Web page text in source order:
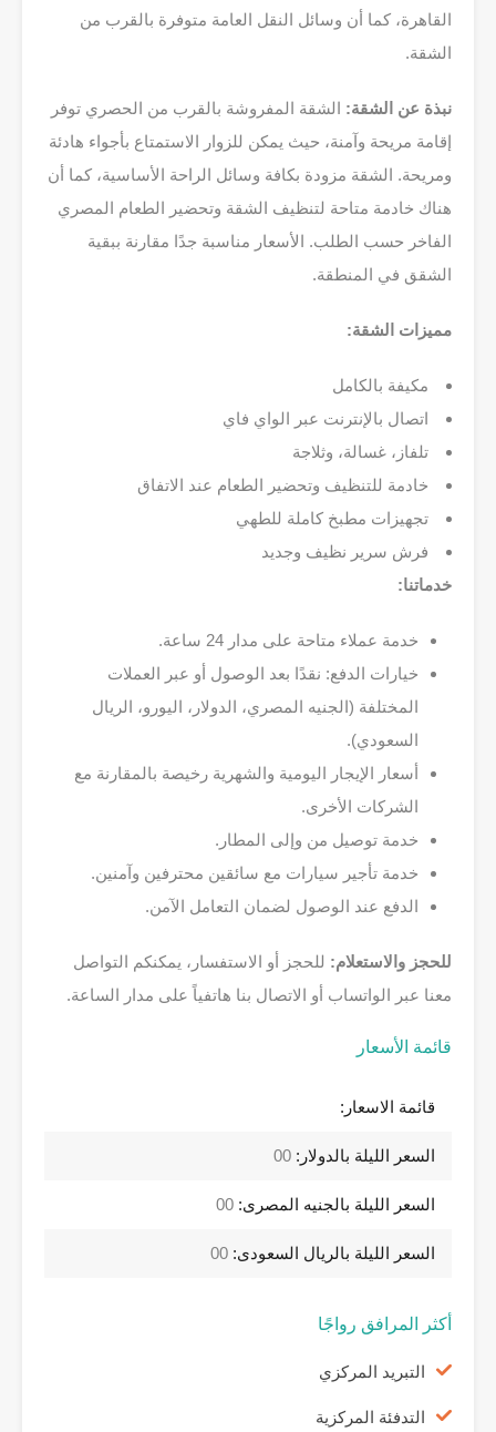
القاهرة، كما أن وسائل النقل العامة متوفرة بالقرب من
الشقة.
نبذة عن الشقة: الشقة المفروشة بالقرب من الحصري توفر
إقامة مريحة وآمنة، حيث يمكن للزوار الاستمتاع بأجواء هادئة
ومريحة. الشقة مزودة بكافة وسائل الراحة الأساسية، كما أن
هناك خادمة متاحة لتنظيف الشقة وتحضير الطعام المصري
الفاخر حسب الطلب. الأسعار مناسبة جدًا مقارنة ببقية
الشقق في المنطقة.
مميزات الشقة:
مكيفة بالكامل
اتصال بالإنترنت عبر الواي فاي
تلفاز، غسالة، وثلاجة
خادمة للتنظيف وتحضير الطعام عند الاتفاق
تجهيزات مطبخ كاملة للطهي
فرش سرير نظيف وجديد
خدماتنا:
خدمة عملاء متاحة على مدار 24 ساعة.
خيارات الدفع: نقدًا بعد الوصول أو عبر العملات
المختلفة (الجنيه المصري، الدولار، اليورو، الريال
السعودي).
أسعار الإيجار اليومية والشهرية رخيصة بالمقارنة مع
الشركات الأخرى.
خدمة توصيل من وإلى المطار.
خدمة تأجير سيارات مع سائقين محترفين وآمنين.
الدفع عند الوصول لضمان التعامل الآمن.
للحجز والاستعلام: للحجز أو الاستفسار، يمكنكم التواصل
معنا عبر الواتساب أو الاتصال بنا هاتفياً على مدار الساعة.
قائمة الأسعار
قائمة الاسعار:
السعر الليلة بالدولار: 00
السعر الليلة بالجنيه المصرى: 00
السعر الليلة بالريال السعودى: 00
أكثر المرافق رواجًا
التبريد المركزي
التدفئة المركزية